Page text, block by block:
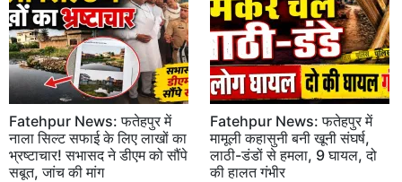
Fatehpur News: फतेहपुर में
नाला सिल्ट सफाई के लिए लाखों का
भ्रष्टाचार! सभासद ने डीएम को सौंपे
सबूत, जांच की मांग
Fatehpur News: फतेहपुर में
मामूली कहासुनी बनी खूनी संघर्ष,
लाठी-डंडों से हमला, 9 घायल, दो
की हालत गंभीर